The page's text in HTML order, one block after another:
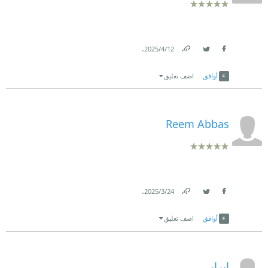
12‏/4‏/2025
.
أوافق اضف تعليق
Reem Abbas
24‏/3‏/2025
.
أوافق اضف تعليق